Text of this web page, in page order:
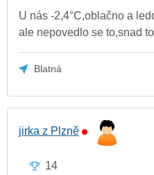
U nás -2,4°C,oblačno a
ale nepovedlo se to,snad
Blatná
jirka z Plzně
14